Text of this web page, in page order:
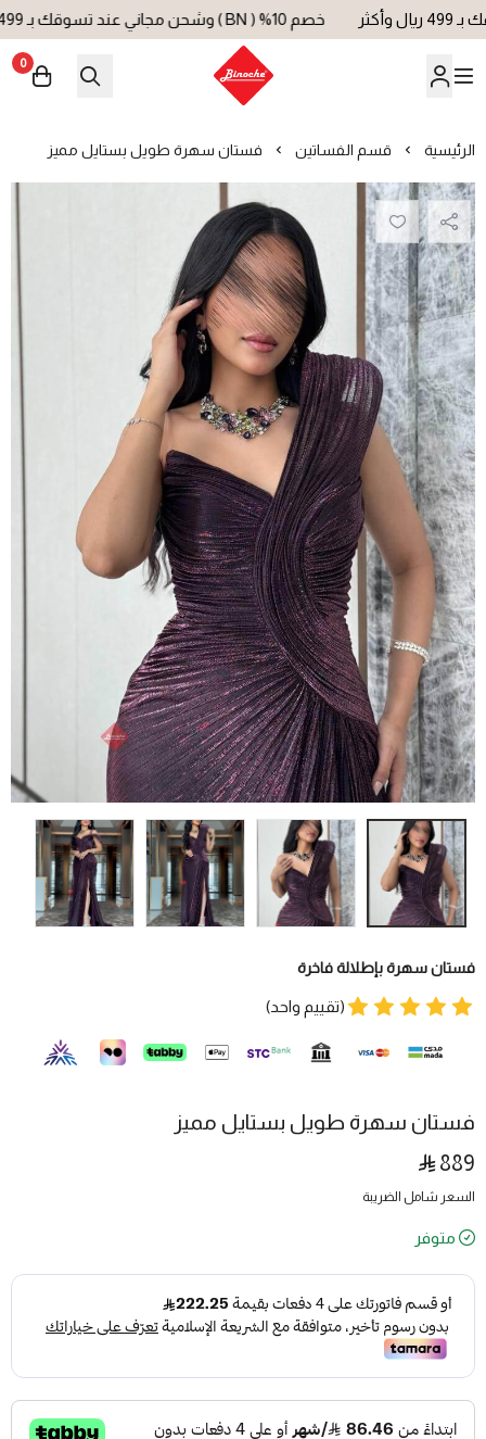
خصم 10% ( BN ) وشحن مجاني عند تسوقك بـ 499 ريال وأكثر
بينوش | Binoche
0
الرئيسية قسم الفساتين فستان سهرة طويل بستايل مميز
فستان سهرة طويل بستايل مميز
فستان سهرة بإطلالة فاخرة
(تقييم واحد)
889
السعر شامل الضريبة
متوفر